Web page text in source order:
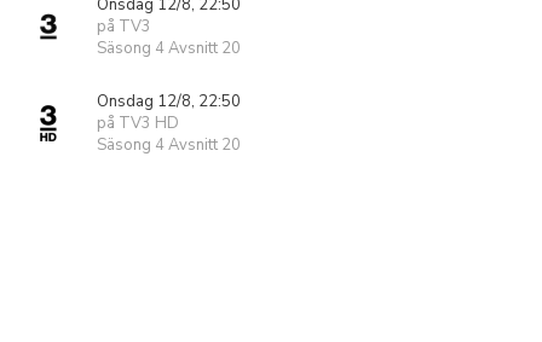
Onsdag 12/8, 22:50
på TV3
Säsong 4 Avsnitt 20
Onsdag 12/8, 22:50
på TV3 HD
Säsong 4 Avsnitt 20